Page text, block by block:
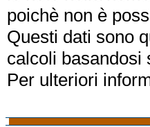
poichè non è
Questi dati sono
calcoli basandosi
Per ulteriori